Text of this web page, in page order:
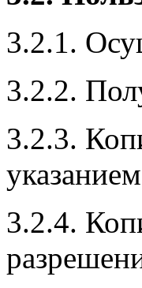
3.2.1.
3.2.2.
3.2.3.
3.2.4.